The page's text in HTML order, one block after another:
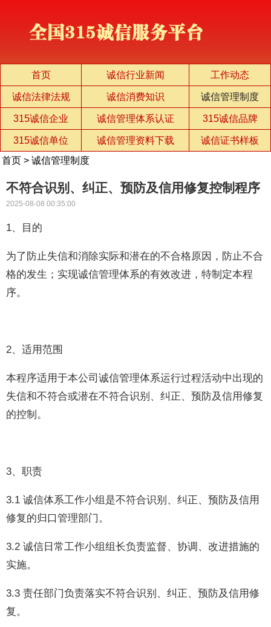
首页 诚信行业新闻 工作动态
诚信法律法规 诚信消费知识 诚信管理制度
315诚信企业 诚信管理体系认证 315诚信品牌
315诚信单位 诚信管理资料下载
诚信证书样板
首页 > 诚信管理制度
不符合识别、纠正、预防及信用修复控制程序
2025-08-08 00:35:00
1、目的
为了防止失信和消除实际和潜在的不合格原因，防止不合
格的发生；实现诚信管理体系的有效改进，特制定本程
序。
2、适用范围
本程序适用于本公司诚信管理体系运行过程活动中出现的
失信和不符合或潜在不符合识别、纠正、预防及信用修复
的控制。
3、职责
3.1 诚信体系工作小组是不符合识别、纠正、预防及信用
修复的归口管理部门。
3.2 诚信日常工作小组组长负责监督、协调、改进措施的
实施。
3.3 责任部门负责落实不符合识别、纠正、预防及信用修
复。